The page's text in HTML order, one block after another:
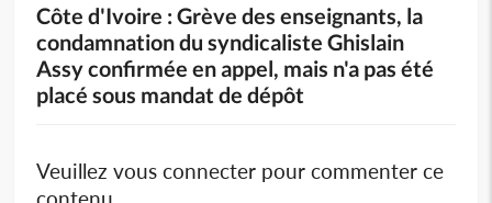
Côte d'Ivoire : Grève des enseignants, la
condamnation du syndicaliste Ghislain
Assy confirmée en appel, mais n'a pas été
placé sous mandat de dépôt
Veuillez vous connecter pour commenter ce